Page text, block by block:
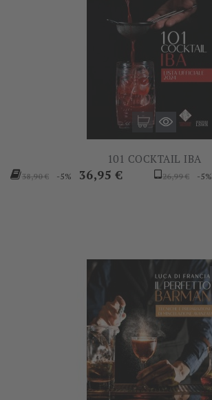
101 COCKTAIL IBA
Prezzo
38,90 € -5% Prezzo
36,95 €
Prezzo
26,99 € -5%